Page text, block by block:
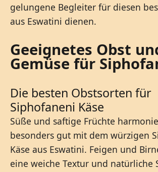
gelungene Begleiter für diesen
aus Eswatini dienen.
Geeignetes Obst
Gemüse für
Die besten Obstsorten für
Siphofaneni Käse
Süße und saftige Früchte
besonders gut mit dem würzigen
Käse aus Eswatini. Feigen und
eine weiche Textur und natürliche